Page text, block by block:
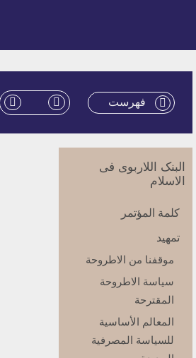
فهرست
البنک اللاربوی فی
الاسلام
كلمة المؤتمر
تمهيد
موقفنا من الاطروحة
سياسة الاطروحة
المقترحة
المعالم الأساسية
للسياسة المصرفية